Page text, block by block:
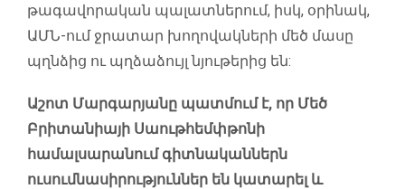
թագավորական պալատներում, իսկ, օրինակ,
ԱՄՆ-ում ջրատար խողովակների մեծ մասը
պղնձից ու պղձաձույլ նյութերից են:
Աշոտ Մարգարյանը պատմում է, որ Մեծ
Բրիտանիայի Սաութհեմփթոնի
համալսարանում գիտնականներն
ուսումնասիրություններ են կատարել և